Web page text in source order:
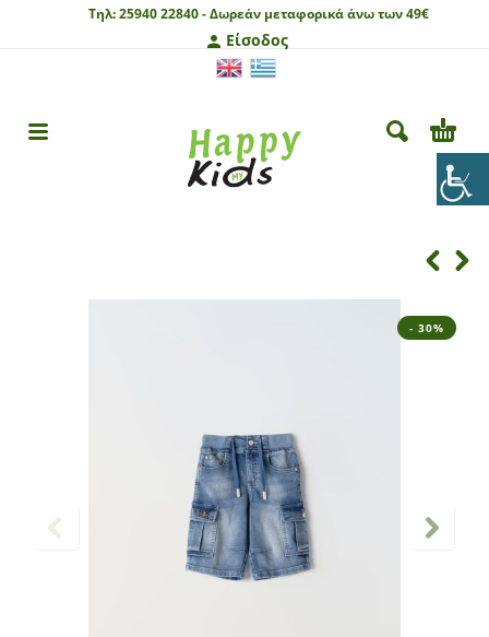
Τηλ:25940 22840 -Δωρεάν μεταφορικά άνω των 49€
Είσοδος
- 30%